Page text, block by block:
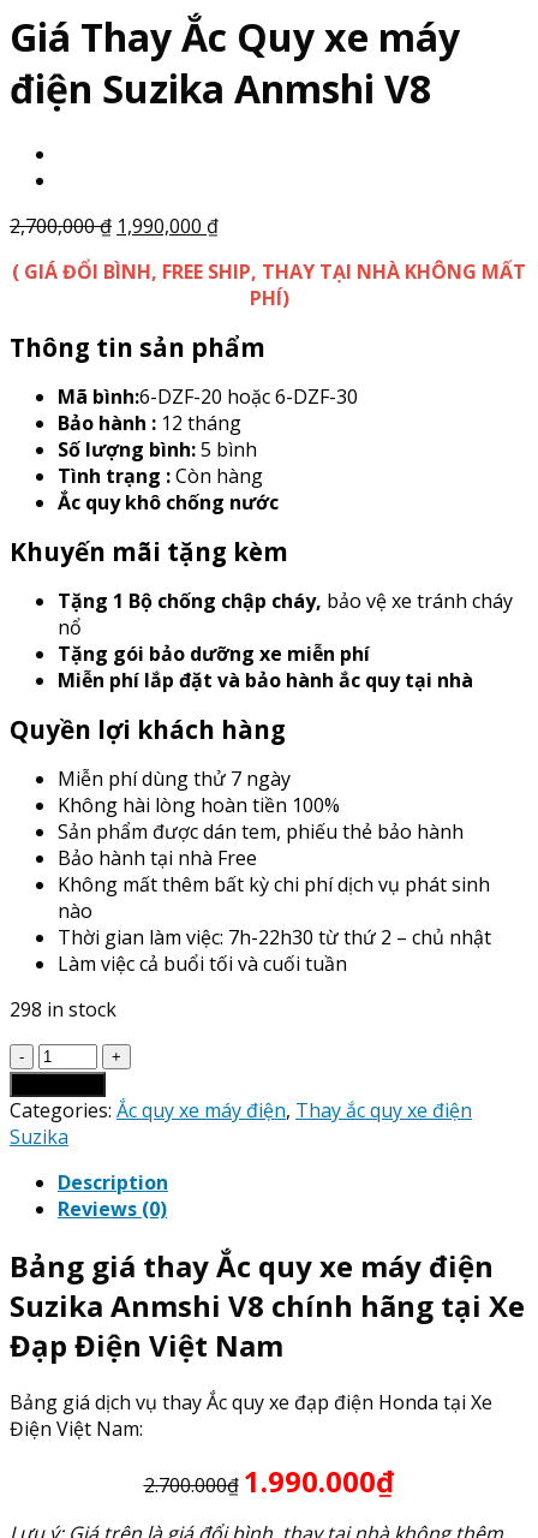
Giá Thay Ắc Quy xe máy
điện Suzika Anmshi V8
2,700,000₫ 1,990,000 ₫
( GIÁ ĐỔI BÌNH, FREE SHIP, THAY TẠI NHÀ KHÔNG MẤT
PHÍ)
Thông tin sản phẩm
Mã bình:6-DZF-20 hoặc 6-DZF-30
Bảo hành : 12 tháng
Số lượng bình:5 bình
Tình trạng :Còn hàng
Ắc quy khô chống nước
Khuyến mãi tặng kèm
Tặng 1 Bộ chống chập cháy, bảo vệ xe tránh cháy
nổ
Tặng gói bảo dưỡng xe miễn phí
Miễn phí lắp đặt và bảo hành ắc quy tại nhà
Quyền lợi khách hàng
Miễn phí dùng thử 7 ngày
Không hài lòng hoàn tiền 100%
Sản phẩm được dán tem, phiếu thẻ bảo hành
Bảo hành tại nhà Free
Không mất thêm bất kỳ chi phí dịch vụ phát sinh
nào
Thời gian làm việc: 7h-22h30 từ thứ 2 – chủ nhật
Làm việc cả buổi tối và cuối tuần
298 in stock
Giá
Thay
Ắc
Quy
máy
điện
Anmshi
quantity
Categories: Ắc quy xe máy điện, Thay ắc quy xe điện
Suzika
Description
Reviews (0)
Bảng giá thay Ắc quy xe máy điện
Suzika Anmshi V8 chính hãng tại Xe
Đạp Điện Việt Nam
Bảng giá dịch vụ thay Ắc quy xe đạp điện Honda tại Xe
Điện Việt Nam:
2.700.000₫ 1.990.000₫